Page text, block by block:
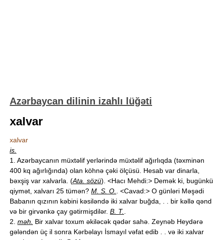
Azərbaycan dilinin izahlı lüğəti
xalvar
xalvar
is.
1. Azərbaycanın müxtəlif yerlərində müxtəlif ağırlıqda (təxminən
400 kq ağırlığında) olan köhnə çəki ölçüsü. Hesab var dinarla,
bəxşiş var xalvarla. (Ata. sözü). <Hacı Mehdi:> Demək ki, bugünkü
qiymət, xalvarı 25 tümən? M. S. O.
. <Cavad:> O günləri Məşədi
Babanın qızının kəbini kəsiləndə iki xalvar buğda, . . bir kəllə qənd
və bir girvənkə çay gətirmişdilər. B. T.
2. məh.
Bir xalvar toxum əkiləcək qədər sahə. Zeynəb Heydərə
gələndən üç il sonra Kərbəlayı İsmayıl vəfat edib . . və iki xalvar